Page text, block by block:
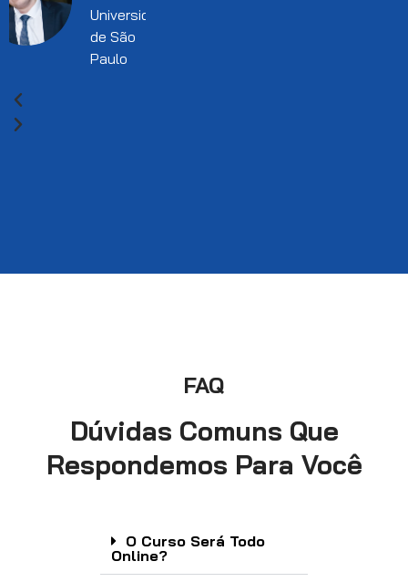
Universidade
de São
Paulo
FAQ
Dúvidas Comuns Que
Respondemos Para Você
O Curso Será Todo
Online?